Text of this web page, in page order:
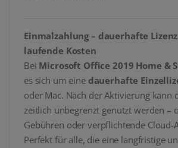
Einmalzahlung – dauerhafte
laufende Kosten
Bei Microsoft Office 2019 Home &
es sich um eine dauerhafte
oder Mac. Nach der Aktivierung kann
zeitlich unbegrenzt genutzt werden –
Gebühren oder verpflichtende Cloud-
Perfekt für alle, die eine langfristige